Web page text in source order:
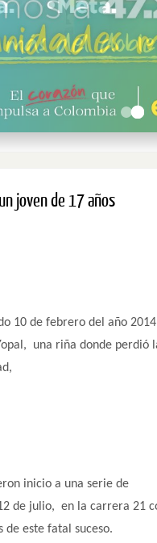
joven de 17 años
10 de febrero del año
una riña donde perdió
inicio a una serie de
de julio, en la carrera 21
este fatal suceso.